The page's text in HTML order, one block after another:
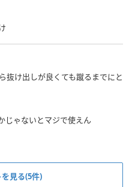
抜け出しが良くても蹴るまでにと
じゃないとマジで使えん
見る(5件)